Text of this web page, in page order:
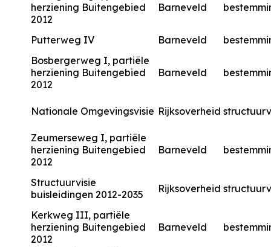
herziening Buitengebied
2012
Barneveld
Putterweg IV Barneveld
Bosbergerweg I, partiële
herziening Buitengebied
2012
Barneveld
Nationale Omgevingsvisie Rijksoverheid
Zeumerseweg I, partiële
herziening Buitengebied
2012
Barneveld
Structuurvisie
buisleidingen 2012-2035
Rijksoverheid
Kerkweg III, partiële
herziening Buitengebied
2012
Barneveld